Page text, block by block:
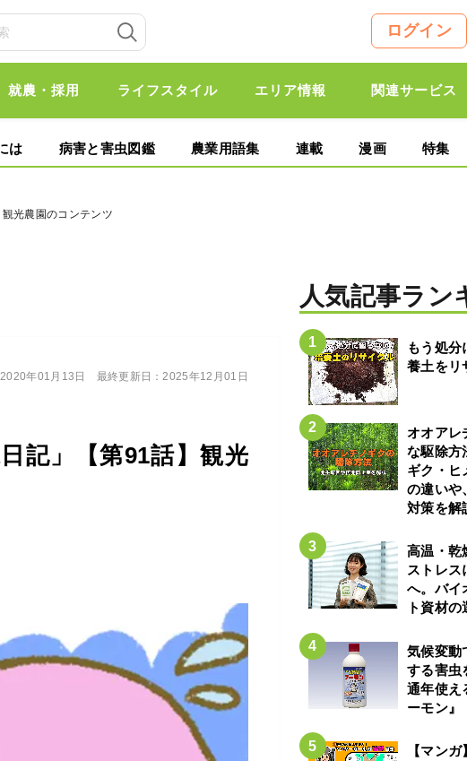
ログイン
就農・採用 ライフスタイル エリア情報 関連サービス
は 病害と害虫図鑑 農業用語集 連載 漫画 特集
光農園のコンテンツ
記」【第91話】観光
2020年01月13日 最終更新日：2025年12月01日
人気記事ラン
もう処
養土をリ
オオアレ
な駆除方
ギク・ヒ
の違いや
対策を解
高温・乾
ストレス
へ。バイ
ト資材の
気候変動
する害虫
通年使え
ーモン』
【マン